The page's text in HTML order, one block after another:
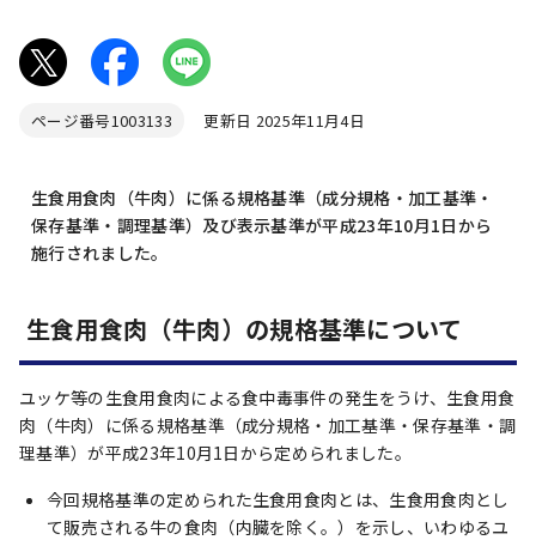
ページ番号1003133 更新日 2025年11月4日
生食用食肉（牛肉）に係る規格基準（成分規格・加工基準・
保存基準・調理基準）及び表示基準が平成23年10月1日から
施行されました。
生食用食肉（牛肉）の規格基準について
ユッケ等の生食用食肉による食中毒事件の発生をうけ、生食用食
肉（牛肉）に係る規格基準（成分規格・加工基準・保存基準・調
理基準）が平成23年10月1日から定められました。
今回規格基準の定められた生食用食肉とは、生食用食肉とし
て販売される牛の食肉（内臓を除く。）を示し、いわゆるユ